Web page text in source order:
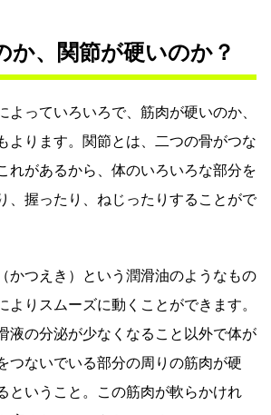
か、関節が硬いのか？
よっていろいろで、筋肉が硬いのか、
よります。関節とは、二つの骨がつな
れがあるから、体のいろいろな部分を
、握ったり、ねじったりすることがで
かつえき）という潤滑油のようなもの
よりスムーズに動くことができます。
液の分泌が少なくなること以外で体が
つないでいる部分の周りの筋肉が硬
ということ。この筋肉が軟らかけれ